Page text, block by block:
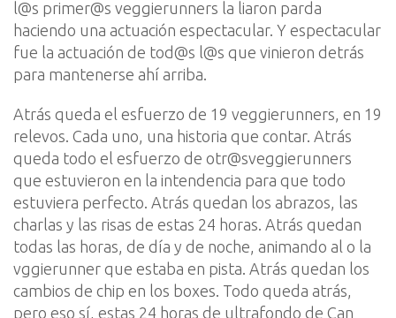
l@s primer@s veggierunners la liaron parda
haciendo una actuación espectacular. Y espectacular
fue la actuación de tod@s l@s que vinieron detrás
para mantenerse ahí arriba.
Atrás queda el esfuerzo de 1 9 veggierunners , en 19
relevos. Cada uno, una historia que contar. Atrás
queda todo el esfuerzo de otr@sveggierunners
que estuvieron en la intendencia para que todo
estuviera perfecto. Atrás quedan los abrazos, las
charlas y las risas de estas 24 horas. Atrás quedan
todas las horas , de día y de noche, animando al o la
vggierunner que estaba en pista. Atrás quedan los
cambios de chip en los boxes. Todo queda atrás,
pero eso sí, estas 24 horas de ultrafondo de Can